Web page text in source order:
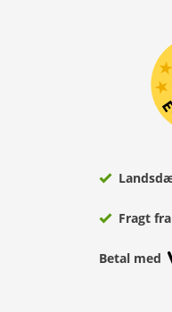
Fragt
Betal med